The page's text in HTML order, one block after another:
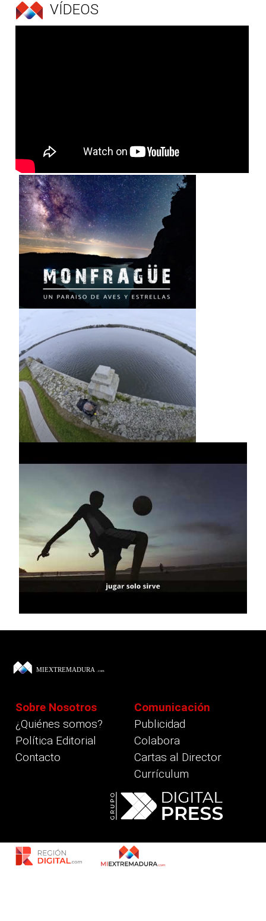
VÍDEOS
Sobre Nosotros
¿Quiénes somos?
Política Editorial
Contacto
Comunicación
Publicidad
Colabora
Cartas al Director
Currículum